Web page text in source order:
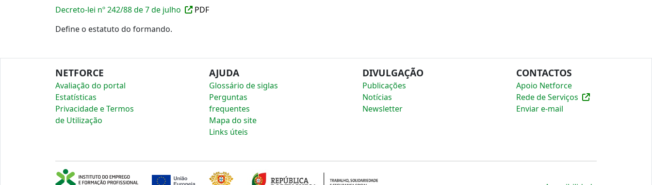
Decreto-lei nº 242/88 de 7 de julho
PDF
Define o estatuto do formando.
NETFORCE
Avaliação do portal
Estatísticas
Privacidade e Termos
de Utilização
AJUDA
Glossário de siglas
Perguntas
frequentes
Mapa do site
Links úteis
DIVULGAÇÃO
Publicações
Notícias
Newsletter
CONTACTOS
Apoio Netforce
Rede de Serviços
Enviar e-mail